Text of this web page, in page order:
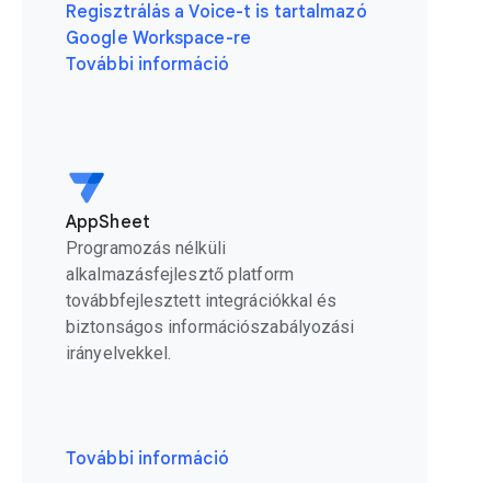
Regisztrálás a Voice-t is tartalmazó
Google Workspace-re
További információ
AppSheet
Programozás nélküli
alkalmazásfejlesztő platform
továbbfejlesztett integrációkkal és
biztonságos információszabályozási
irányelvekkel.
További információ